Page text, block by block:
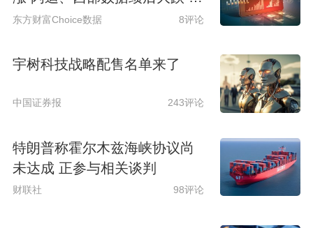
paceX涨超6%
东方财富Choice数据 8评论
宇树科技战略配售名单来了
中国证券报 243评论
特朗普称霍尔木兹海峡协议尚
未达成 正参与相关谈判
财联社 98评论